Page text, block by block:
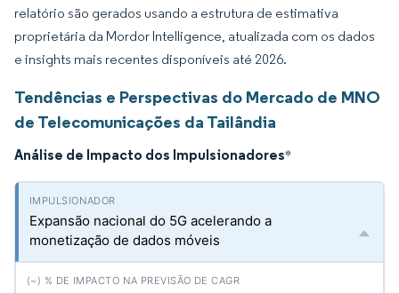
relatório são gerados usando a estrutura de estimativa
proprietária da Mordor Intelligence, atualizada com os dados
e insights mais recentes disponíveis até 2026.
Tendências e Perspectivas do Mercado de MNO
de Telecomunicações da Tailândia
Análise de Impacto dos Impulsionadores*
Expansão nacional do 5G acelerando a
monetização de dados móveis